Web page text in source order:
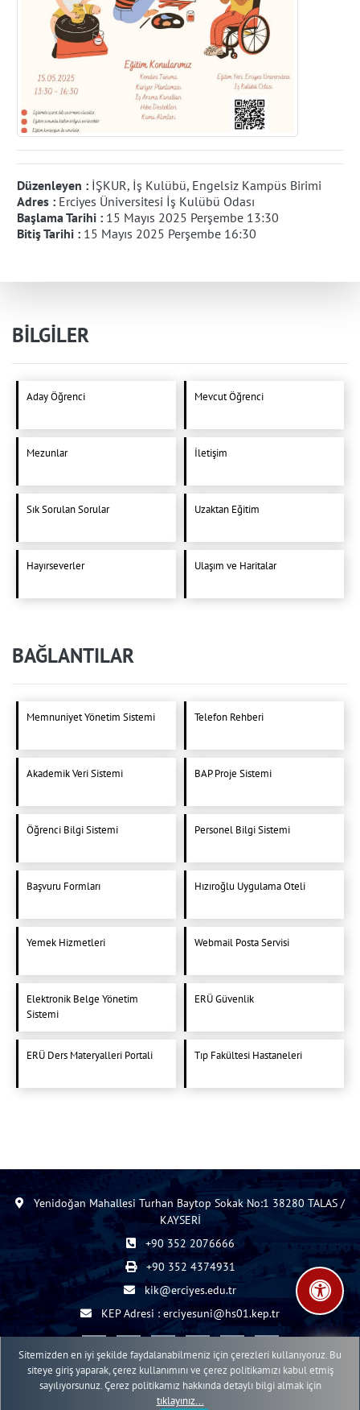
Düzenleyen : İŞKUR, İş Kulübü, Engelsiz Kampüs Birimi
Adres : Erciyes Üniversitesi İş Kulübü Odası
Başlama Tarihi : 15 Mayıs 2025 Perşembe 13:30
Bitiş Tarihi : 15 Mayıs 2025 Perşembe 16:30
BİLGİLER
Aday Öğrenci Mevcut Öğrenci
Mezunlar İletişim
Sık Sorulan Sorular Uzaktan Eğitim
Hayırseverler Ulaşım ve Haritalar
BAĞLANTILAR
Memnuniyet Yönetim Sistemi Telefon Rehberi
Akademik Veri Sistemi BAP Proje Sistemi
Öğrenci Bilgi Sistemi Personel Bilgi Sistemi
Başvuru Formları Hızıroğlu Uygulama Oteli
Yemek Hizmetleri Webmail Posta Servisi
Elektronik Belge Yönetim
Sistemi
ERÜ Güvenlik
ERÜ Ders Materyalleri Portali Tıp Fakültesi Hastaneleri
Yenidoğan Mahallesi Turhan Baytop Sokak No:1 38280 TALAS /
KAYSERİ
+90 352 2076666
+90 352 4374931
kik@erciyes.edu.tr
KEP Adresi : erciyesuni@hs01.kep.tr
2015 - 2026 © ERÜ Web İçerik Yönetim Sistemi
Erciyes Üniversitesi Bilgi İşlem Daire Başkanlığı Web Birimi
Sitemizden en iyi şekilde faydalanabilmeniz için çerezleri kullanıyoruz. Bu
siteye giriş yaparak, çerez kullanımını ve çerez politikamızı kabul etmiş
sayılıyorsunuz. Çerez politikamız hakkında detaylı bilgi almak için
tıklayınız...